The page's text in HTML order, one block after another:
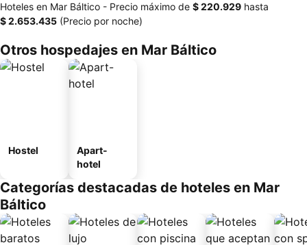
Hoteles en Mar Báltico - Precio máximo de ‎$ 220.929 hasta
‎$ 2.653.435 (Precio por noche)
Otros hospedajes en Mar Báltico
Hostel
Apart-
hotel
Categorías destacadas de hoteles en Mar
Báltico